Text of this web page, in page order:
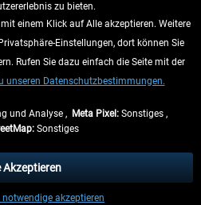
beschrieben.
Lieferzeiten für andere Länder
zu bieten.
einem Klick auf Alle akzeptieren. Weitere
Einstellungen, dort können Sie
Rufen Sie dazu einfach die Seite mit der
unseren Datenschutzbestimmungen.
und Analyse , Meta Pixel:Sonstiges ,
Sonstiges
akzeptieren
Akzeptieren